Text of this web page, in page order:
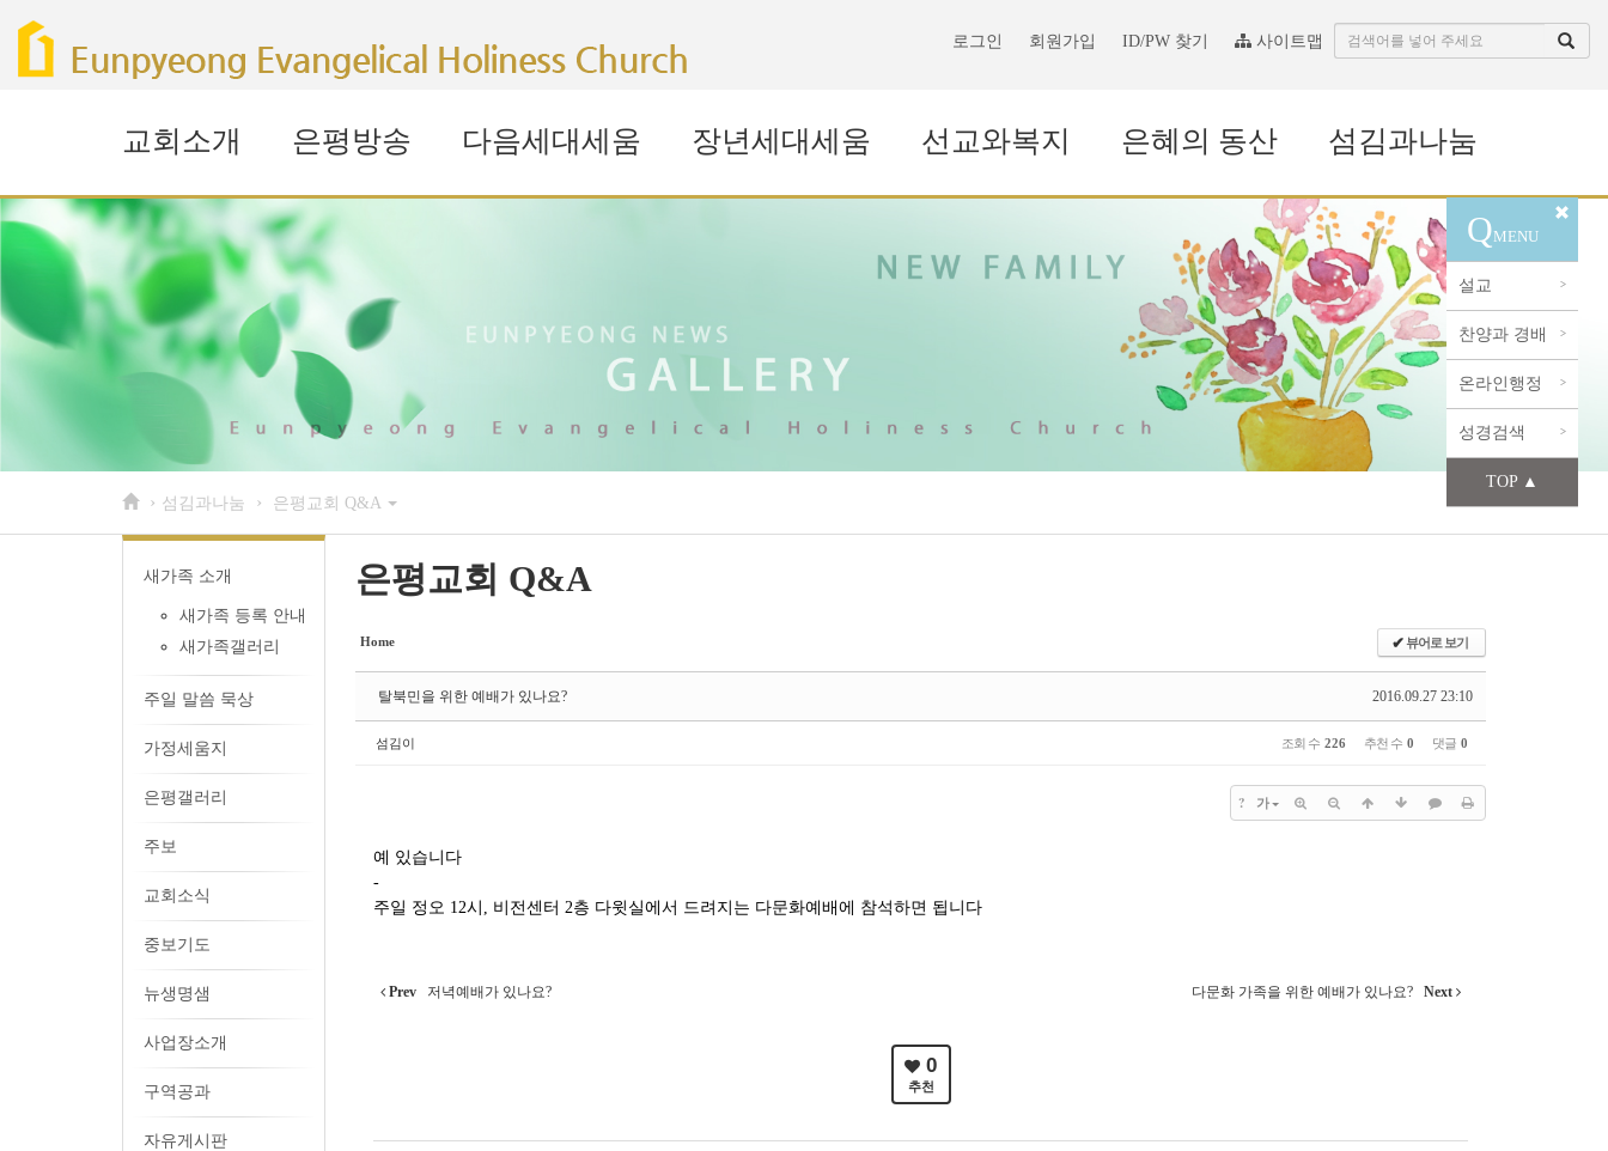
QMENU
설교 >
찬양과 경배 >
온라인행정 >
성경검색 >
TOP ▲
로그인 회원가입 ID/PW 찾기 사이트맵
교회소개 은평방송 다음세대세움 장년세대세움 선교와복지 은혜의 동산 섬김과나눔
› 섬김과나눔 › 은평교회 Q&A
새가족 소개
새가족 등록 안내
새가족갤러리
주일 말씀 묵상
가정세움지
은평갤러리
주보
교회소식
중보기도
뉴생명샘
사업장소개
구역공과
자유게시판
은평교회 Q&A
Home ✔뷰어로 보기
2016.09.27 23:10
탈북민을 위한 예배가 있나요?
섬김이 조회 수 226 추천 수 0 댓글 0
? 가
예 있습니다
-
주일 정오 12시, 비전센터 2층 다윗실에서 드려지는 다문화예배에 참석하면 됩니다
Prev 저녁예배가 있나요? 다문화 가족을 위한 예배가 있나요? Next
0
추천